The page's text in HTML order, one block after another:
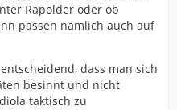
Rapolder oder ob
passen nämlich auch auf
dass man sich
besinnt und nicht
taktisch zu